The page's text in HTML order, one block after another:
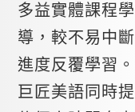
多益實體課程
導，較不易中
進度反覆學習。
巨匠美語同時